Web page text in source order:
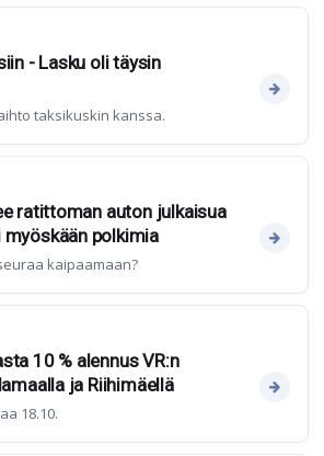
- Lasku oli täysin
taksikuskin kanssa.
ratittoman auton julkaisua
polkimia
kaipaamaan?
10 % alennus VR:n
ja Riihimäellä
18.10.